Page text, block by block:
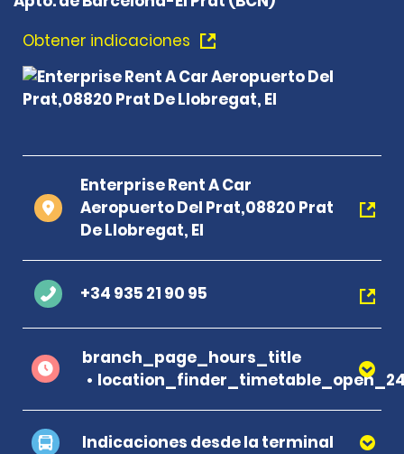
Obtener indicaciones
Enterprise Rent A Car
Aeropuerto Del Prat,08820 Prat
De Llobregat, El
+34 935 21 90 95
branch_page_hours_title
Indicaciones desde la terminal